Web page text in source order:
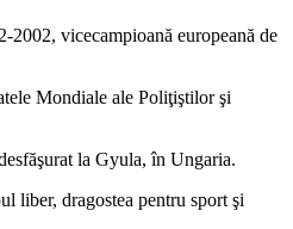
vicecampioană europeană de
Mondiale ale Poliţiştilor şi
la Gyula, în Ungaria.
liber, dragostea pentru sport şi